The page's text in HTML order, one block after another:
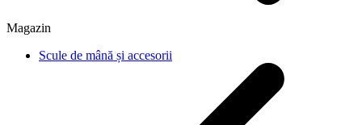
Magazin
Scule de mână și accesorii